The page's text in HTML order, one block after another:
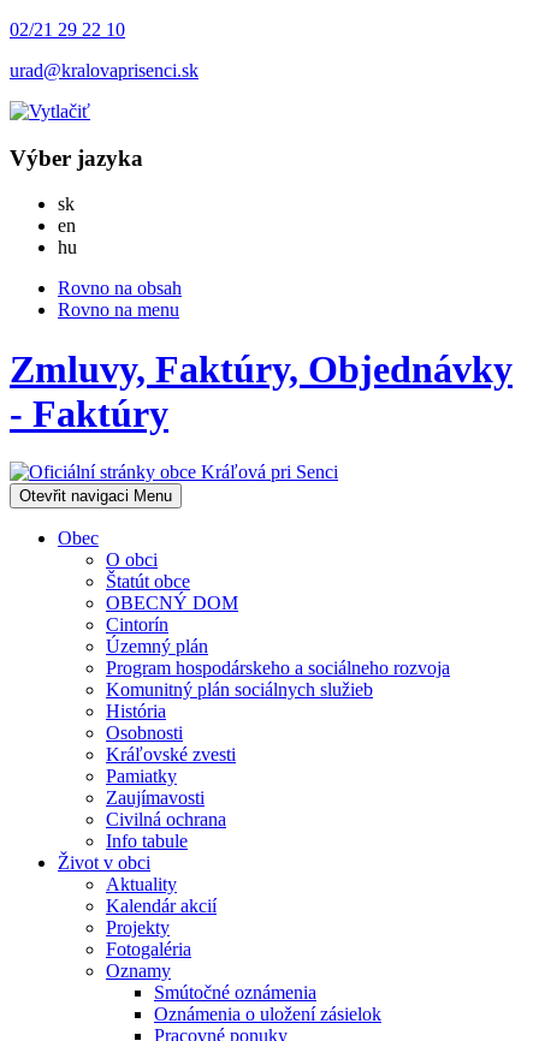
02/21 29 22 10
urad@kralovaprisenci.sk
Výber jazyka
skSlovensky
en
hu
Rovno na obsah
Rovno na menu
Zmluvy, Faktúry, Objednávky
- Faktúry
Otevřit navigaci Menu
Obec
O obci
Štatút obce
OBECNÝ DOM
Cintorín
Územný plán
Program hospodárskeho a sociálneho rozvoja
Komunitný plán sociálnych služieb
História
Osobnosti
Kráľovské zvesti
Pamiatky
Zaujímavosti
Civilná ochrana
Info tabule
Život v obci
Aktuality
Kalendár akcií
Projekty
Fotogaléria
Oznamy
Smútočné oznámenia
Oznámenia o uložení zásielok
Pracovné ponuky